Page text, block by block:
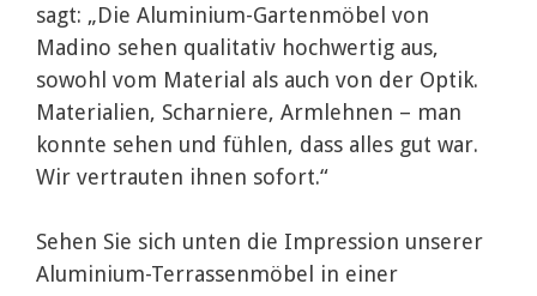
sagt: „Die Aluminium-Gartenmöbel von
Madino sehen qualitativ hochwertig aus,
sowohl vom Material als auch von der Optik.
Materialien, Scharniere, Armlehnen – man
konnte sehen und fühlen, dass alles gut war.
Wir vertrauten ihnen sofort.“
Sehen Sie sich unten die Impression unserer
Aluminium-Terrassenmöbel in einer